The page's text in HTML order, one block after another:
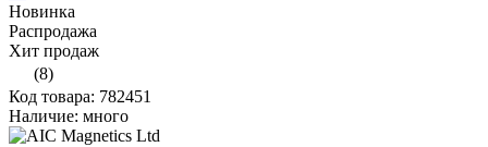
Новинка
Распродажа
Хит продаж
(8)
Код товара: 782451
Наличие: много